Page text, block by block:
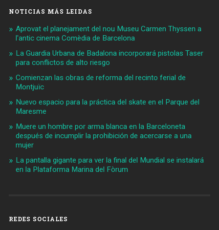
NOTICIAS MÁS LEIDAS
Aprovat el planejament del nou Museu Carmen Thyssen a
l'antic cinema Comèdia de Barcelona
La Guardia Urbana de Badalona incorporará pistolas Taser
para conflictos de alto riesgo
Comienzan las obras de reforma del recinto ferial de
Montjuïc
Nuevo espacio para la práctica del skate en el Parque del
Maresme
Muere un hombre por arma blanca en la Barceloneta
después de incumplir la prohibición de acercarse a una
mujer
La pantalla gigante para ver la final del Mundial se instalará
en la Plataforma Marina del Fòrum
REDES SOCIALES